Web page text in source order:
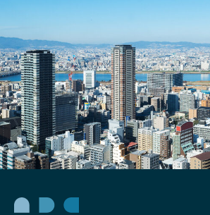
法・
運用
時の
コツ
産テ
ック
の重
要
性。